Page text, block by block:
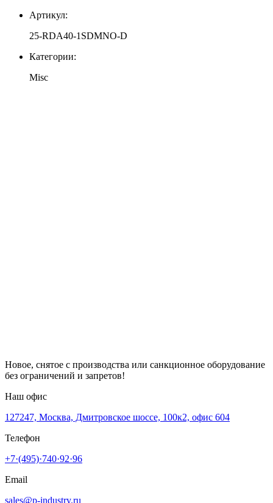
Артикул:
25-RDА40-1SDMNO-D
Категории:
Misc
Новое, снятое с производства или санкционное оборудование
без ограничений и запретов!
Наш офис
127247, Москва, Дмитровское шоссе, 100к2, офис 604
Телефон
+7·(495)·740·92·96
Email
sales@p-industry.ru